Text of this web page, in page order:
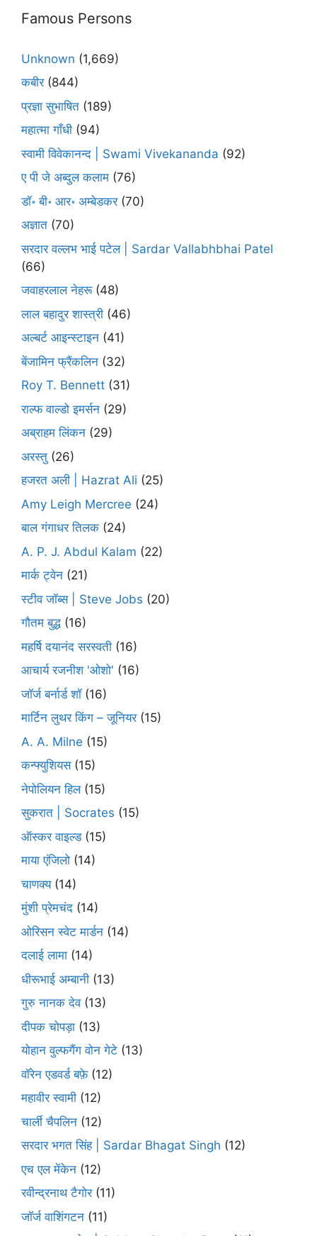
Famous Persons
Unknown (1,669)
कबीर(844)
प्रज्ञा सुभाषित (189)
महात्मा गाँधी (94)
स्वामी विवेकानन्द | Swami Vivekananda (92)
ए पी जे अब्दुल कलाम (76)
डॉ॰ बी॰ आर॰ अम्बेडकर(70)
अज्ञात (70)
सरदार वल्लभ भाई पटेल | Sardar Vallabhbhai Patel
(66)
जवाहरलाल नेहरू(48)
लाल बहादुर शास्त्री (46)
अल्बर्ट आइन्स्टाइन (41)
बेंजामिन फ्रैंकलिन (32)
Roy T. Bennett (31)
राल्फ वाल्डो इमर्सन (29)
अब्राहम लिंकन (29)
अरस्तु (26)
हजरत अली | Hazrat Ali (25)
Amy Leigh Mercree (24)
बाल गंगाधर तिलक (24)
A. P. J. Abdul Kalam (22)
मार्क ट्वेन (21)
स्टीव जॉब्स | Steve Jobs (20)
गौतम बुद्ध (16)
महर्षि दयानंद सरस्वती (16)
आचार्य रजनीश 'ओशो' (16)
जॉर्ज बर्नार्ड शॉ(16)
मार्टिन लुथर किंग – जूनियर(15)
A. A. Milne (15)
कन्फ्युशियस(15)
नेपोलियन हिल(15)
सुकरात | Socrates (15)
ऑस्कर वाइल्ड(15)
माया एंजिलो (14)
चाणक्य(14)
मुंशी प्रेमचंद (14)
ओरिसन स्‍वेट मार्डन (14)
दलाई लामा (14)
धीरूभाई अम्बानी (13)
गुरु नानक देव(13)
दीपक चोपड़ा (13)
योहान वुल्फगैंग वोन गेटे (13)
वॉरेन एडवर्ड बफ़े(12)
महावीर स्वामी (12)
चार्ली चैपलिन (12)
सरदार भगत सिंह | Sardar Bhagat Singh (12)
एच एल मेंकेन (12)
रवीन्द्रनाथ टैगोर(11)
जॉर्ज वाशिंगटन (11)